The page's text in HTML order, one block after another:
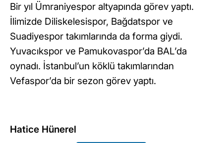
Bir yıl Ümraniyespor altyapında görev yaptı.
İlimizde Diliskelesispor, Bağdatspor ve
Suadiyespor takımlarında da forma giydi.
Yuvacıkspor ve Pamukovaspor’da BAL’da
oynadı. İstanbul’un köklü takımlarından
Vefaspor’da bir sezon görev yaptı.
Hatice Hünerel